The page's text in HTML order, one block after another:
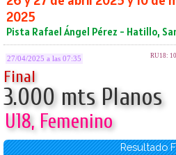
2025
Pista Rafael Ángel Pérez - Hatillo,
27/04/2025 a las 07:35 RU18:
Final
3.000 mts Planos
U18, Femenino
Resultado